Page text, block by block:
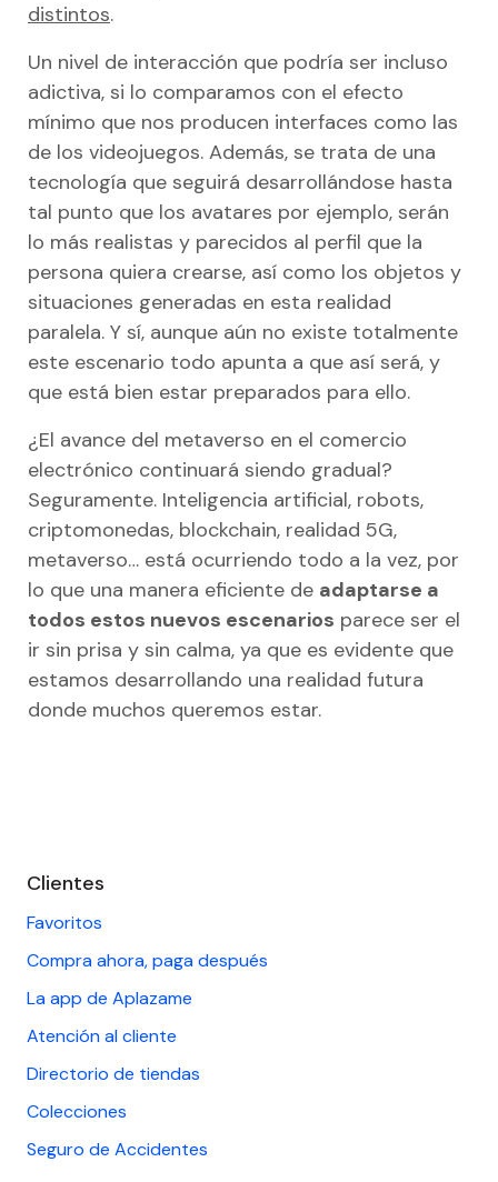
distintos.
Un nivel de interacción que podría ser incluso
adictiva, si lo comparamos con el efecto
mínimo que nos producen interfaces como las
de los videojuegos. Además, se trata de una
tecnología que seguirá desarrollándose hasta
tal punto que los avatares por ejemplo, serán
lo más realistas y parecidos al perfil que la
persona quiera crearse, así como los objetos y
situaciones generadas en esta realidad
paralela. Y sí, aunque aún no existe totalmente
este escenario todo apunta a que así será, y
que está bien estar preparados para ello.
¿El avance del metaverso en el comercio
electrónico continuará siendo gradual?
Seguramente. Inteligencia artificial, robots,
criptomonedas, blockchain, realidad 5G,
metaverso… está ocurriendo todo a la vez, por
lo que una manera eficiente de adaptarse a
todos estos nuevos escenarios parece ser el
ir sin prisa y sin calma, ya que es evidente que
estamos desarrollando una realidad futura
donde muchos queremos estar.
footer
Clientes
Favoritos
Compra ahora, paga después
La app de Aplazame
Atención al cliente
Directorio de tiendas
Colecciones
Seguro de Accidentes